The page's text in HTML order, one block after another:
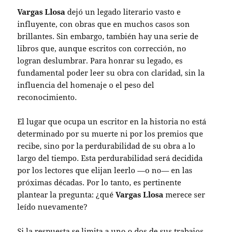
Vargas Llosa dejó un legado literario vasto e
influyente, con obras que en muchos casos son
brillantes. Sin embargo, también hay una serie de
libros que, aunque escritos con corrección, no
logran deslumbrar. Para honrar su legado, es
fundamental poder leer su obra con claridad, sin la
influencia del homenaje o el peso del
reconocimiento.
El lugar que ocupa un escritor en la historia no está
determinado por su muerte ni por los premios que
recibe, sino por la perdurabilidad de su obra a lo
largo del tiempo. Esta perdurabilidad será decidida
por los lectores que elijan leerlo —o no— en las
próximas décadas. Por lo tanto, es pertinente
plantear la pregunta: ¿quéVargas Llosa merece ser
leído nuevamente?